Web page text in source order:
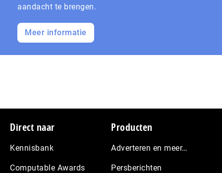
aandacht te brengen.
Meer informatie
Footer
Direct naar
Kennisbank
Computable Awards
Producten
Adverteren en meer…
Persberichten